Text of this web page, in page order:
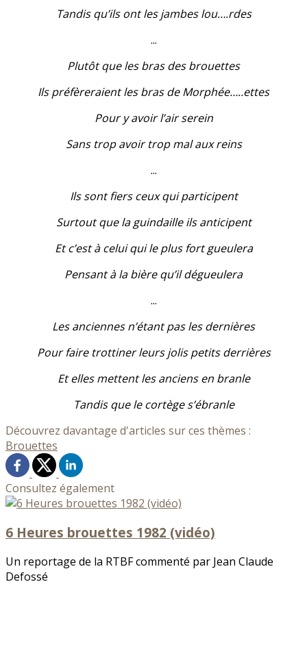
Tandis qu’ils ont les jambes lou….rdes
...
Plutôt que les bras des brouettes
Ils préfèreraient les bras de Morphée…..ettes
Pour y avoir l’air serein
Sans trop avoir trop mal aux reins
...
Ils sont fiers ceux qui participent
Surtout que la guindaille ils anticipent
Et c’est à celui qui le plus fort gueulera
Pensant à la bière qu’il dégueulera
...
Les anciennes n’étant pas les dernières
Pour faire trottiner leurs jolis petits derrières
Et elles mettent les anciens en branle
Tandis que le cortège s’ébranle
Découvrez davantage d'articles sur ces thèmes :
Brouettes
Consultez également
6 Heures brouettes 1982 (vidéo)
Un reportage de la RTBF commenté par Jean Claude
Defossé